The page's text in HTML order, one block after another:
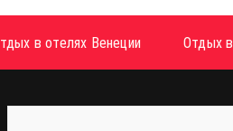
в отелях Венеции Отдых